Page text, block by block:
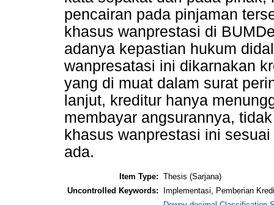
pencairan pada pinjaman
khasus wanprestasi di
adanya kepastian hukum
wanpresatasi ini dikarnakan
yang di muat dalam surat
lanjut, kreditur hanya
membayar angsurannya,
khasus wanprestasi ini
ada.
Item Type: Thesis (Sarjana)
Uncontrolled Keywords:
Implementasi, Pemberian